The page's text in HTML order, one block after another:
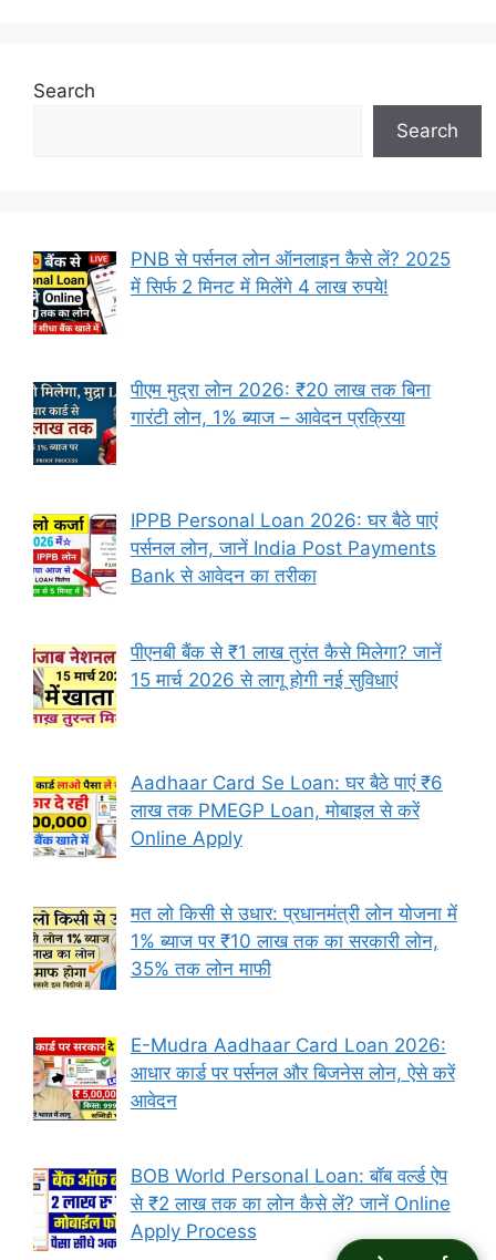
Search
Search
PNB से पर्सनल लोन ऑनलाइन कैसे लें? 2025
में सिर्फ 2 मिनट में मिलेंगे 4 लाख रुपये!
पीएम मुद्रा लोन 2026: ₹20 लाख तक बिना
गारंटी लोन, 1% ब्याज – आवेदन प्रक्रिया
IPPB Personal Loan 2026: घर बैठे पाएं
पर्सनल लोन, जानें India Post Payments
Bank से आवेदन का तरीका
पीएनबी बैंक से ₹1 लाख तुरंत कैसे मिलेगा? जानें
15 मार्च 2026 से लागू होगी नई सुविधाएं
Aadhaar Card Se Loan: घर बैठे पाएं ₹6
लाख तक PMEGP Loan, मोबाइल से करें
Online Apply
मत लो किसी से उधार: प्रधानमंत्री लोन योजना में
1% ब्याज पर ₹10 लाख तक का सरकारी लोन,
35% तक लोन माफी
E-Mudra Aadhaar Card Loan 2026:
आधार कार्ड पर पर्सनल और बिजनेस लोन, ऐसे करें
आवेदन
BOB World Personal Loan: बॉब वर्ल्ड ऐप
से ₹2 लाख तक का लोन कैसे लें? जानें Online
Apply Process